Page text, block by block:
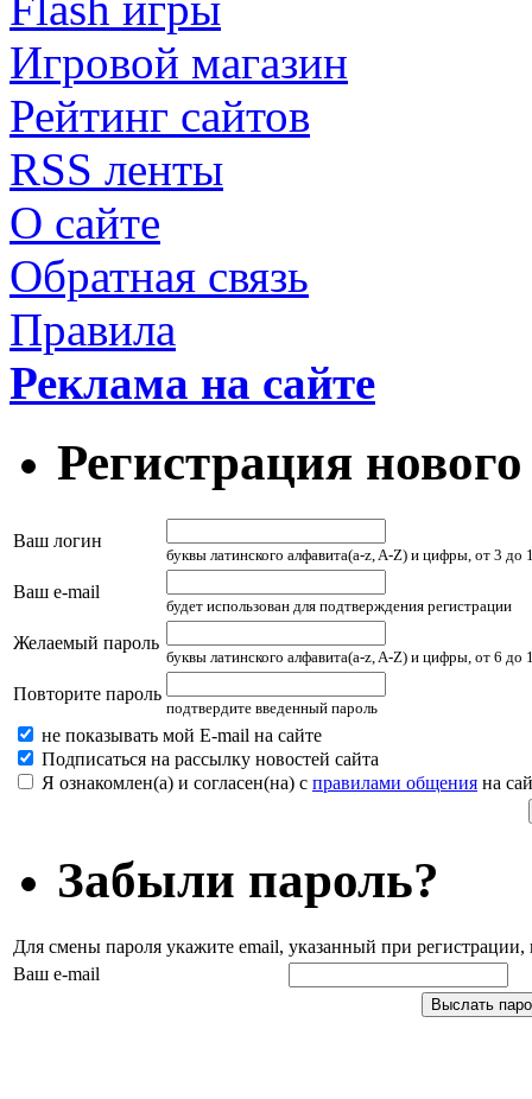
Игровой магазин
Рейтинг сайтов
RSS ленты
О сайте
Обратная связь
Правила
Реклама на сайте
Регистрация
Ваш логин
буквы латинского алфавита(a-z, A-Z) и цифры, от 3 до
Ваш e-mail
будет использован для подтверждения регистрации
Желаемый пароль
буквы латинского алфавита(a-z, A-Z) и цифры, от 6 до
Повторите пароль
подтвердите введенный пароль
не показывать мой E-mail на сайте
Подписаться на рассылку новостей сайта
Я ознакомлен(а) и согласен(на) с правилами общения на
Забыли пароль?
Для смены пароля укажите email, указанный при
Ваш e-mail